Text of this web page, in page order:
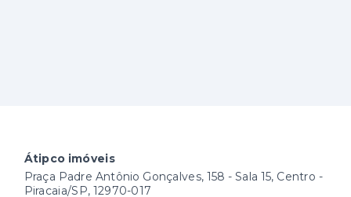
Átipco imóveis
Praça Padre Antônio Gonçalves, 158 - Sala 15, Centro -
Piracaia/SP, 12970-017